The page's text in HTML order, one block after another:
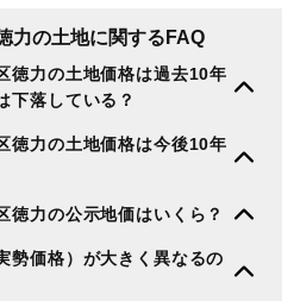
力の土地に関するFAQ
徳力の土地価格は過去10年
下落している？
徳力の土地価格は今後10年
徳力の公示地価はいくら？
勢価格）が大きく異なるの